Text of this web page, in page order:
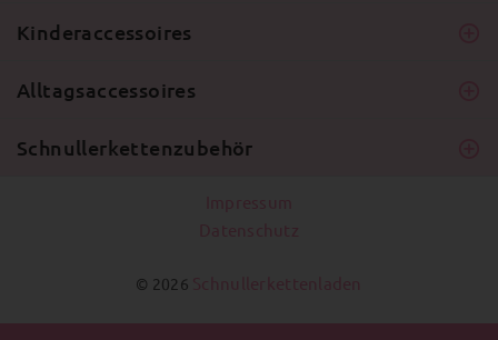
Kinderaccessoires
Alltagsaccessoires
Schnullerkettenzubehör
© 2026